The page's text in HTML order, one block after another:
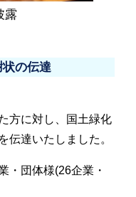
露
の伝達
方に対し、国土緑化
伝達いたしました。
・団体様(26企業・